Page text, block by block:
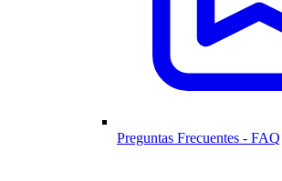
Preguntas Frecuentes - FAQ